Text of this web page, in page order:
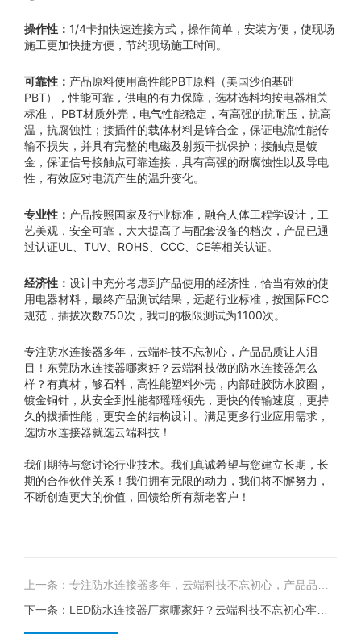
操作性： 1/4卡扣快速连接方式，操作简单，安装方便，使现场
施工更加快捷方便，节约现场施工时间。
可靠性： 产品原料使用高性能PBT原料（美国沙伯基础
PBT），性能可靠，供电的有力保障，选材选料均按电器相关
标准， PBT材质外壳，电气性能稳定，有高强的抗耐压，抗高
温，抗腐蚀性；接插件的载体材料是锌合金，保证电流性能传
输不损失，并具有完整的电磁及射频干扰保护；接触点是镀
金，保证信号接触点可靠连接，具有高强的耐腐蚀性以及导电
性，有效应对电流产生的温升变化。
专业性： 产品按照国家及行业标准，融合人体工程学设计，工
艺美观，安全可靠，大大提高了与配套设备的档次，产品已通
过认证UL、TUV、ROHS、CCC、CE等相关认证。
经济性： 设计中充分考虑到产品使用的经济性，恰当有效的使
用电器材料，最终产品测试结果，远超行业标准，按国际FCC
规范，插拔次数750次，我司的极限测试为1100次。
专注防水连接器多年，云端科技不忘初心，产品品质让人泪
目！东莞防水连接器哪家好？云端科技做的防水连接器怎么
样？有真材，够石料，高性能塑料外壳，内部硅胶防水胶圈，
镀金铜针，从安全到性能都瑶瑶领先，更快的传输速度，更持
久的拔插性能，更安全的结构设计。满足更多行业应用需求，
选防水连接器就选云端科技！
我们期待与您讨论行业技术。我们真诚希望与您建立长期，长
期的合作伙伴关系！我们拥有无限的动力，我们将不懈努力，
不断创造更大的价值，回馈给所有新老客户！